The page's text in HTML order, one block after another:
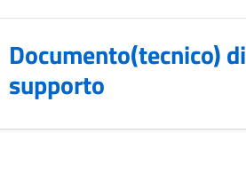
Documento(tecnico) di
supporto